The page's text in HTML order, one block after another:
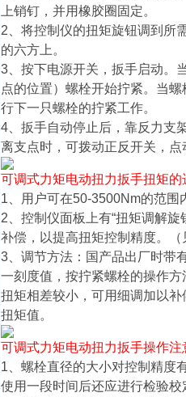
上销钉，并用橡胶圈固定。
2、将控制仪的扭矩旋钮调到所
的六方上。
3、按下电源开关，扳手启动。
点的位置）螺栓开始拧紧。当
行下一只螺栓的拧紧工作。
4、扳手自动停止后，靠反力支
离支点时，可拨动正反开关，点
可调式力矩电动扭力扳手扭矩的
1、用户可在50-3500Nm的范围
2、控制仪面板上有“扭矩调解
补偿，以提高扭矩控制精度。（
3、调节方法：国产品出厂时带
一刻度值，按拧紧螺栓的操作
扭矩相差较小，可用细调加以
扭矩值。
可调式力矩电动扭力扳手操作注
1、螺栓直径的大小对控制精度
使用一段时间后还应进行检验校